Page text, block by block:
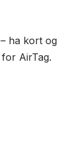
ha kort og
AirTag.